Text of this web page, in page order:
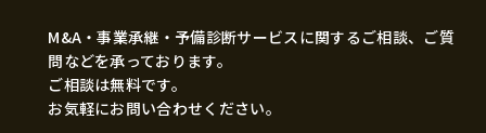
M&A・事業承継・予備診断サービスに関するご相談、ご質
問などを承っております。
ご相談は無料です。
お気軽にお問い合わせください。